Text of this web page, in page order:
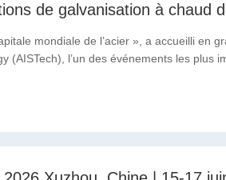
mondiale de l’acier », a accueilli en
(AISTech), l’un des événements les plus